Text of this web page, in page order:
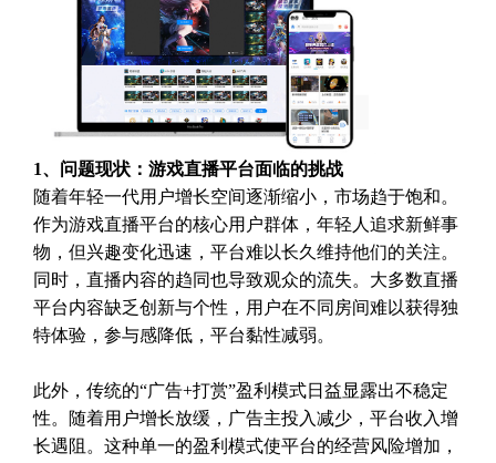
1、问题现状：游戏直播平台面临的挑战
随着年轻一代用户增长空间逐渐缩小，市场趋于饱和。
作为游戏直播平台的核心用户群体，年轻人追求新鲜事
物，但兴趣变化迅速，平台难以长久维持他们的关注。
同时，直播内容的趋同也导致观众的流失。大多数直播
平台内容缺乏创新与个性，用户在不同房间难以获得独
特体验，参与感降低，平台黏性减弱。
此外，传统的“广告+打赏”盈利模式日益显露出不稳定
性。随着用户增长放缓，广告主投入减少，平台收入增
长遇阻。这种单一的盈利模式使平台的经营风险增加，